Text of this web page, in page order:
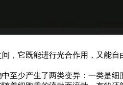
，它既能进行光合作用，又能自
至少产生了两类变异：一类是细